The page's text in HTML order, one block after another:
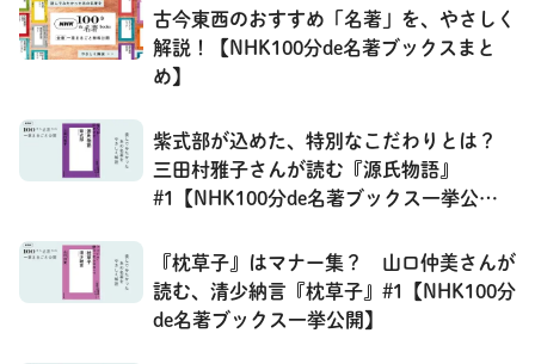
古今東西のおすすめ「名著」を、やさしく
解説！【NHK100分de名著ブックスまと
め】
紫式部が込めた、特別なこだわりとは？
三田村雅子さんが読む『源氏物語』
#1【NHK100分de名著ブックス一挙公
『枕草子』はマナー集？ 山口仲美さんが
読む、清少納言『枕草子』#1【NHK100分
de名著ブックス一挙公開】